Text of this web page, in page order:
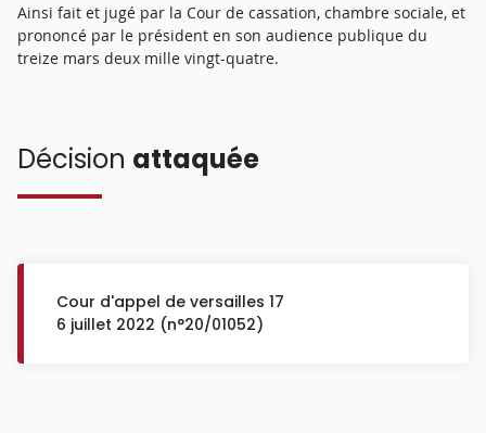
Ainsi fait et jugé par la Cour de cassation, chambre sociale, et
prononcé par le président en son audience publique du
treize mars deux mille vingt-quatre.
Décision attaquée
Cour d'appel de versailles 17
6 juillet 2022 (n°20/01052)